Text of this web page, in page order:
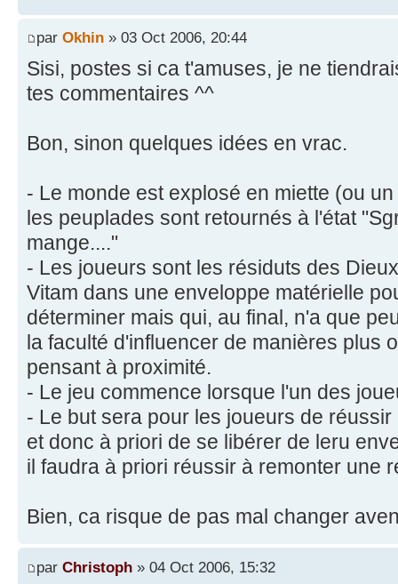
par Okhin » 03 Oct 2006, 20:44
Sisi, postes si ca t'amuses, je ne
tes commentaires ^^
Bon, sinon quelques idées en vrac.
- Le monde est explosé en miette (ou
les peuplades sont retournés à l'état
mange...."
- Les joueurs sont les résiduts des
Vitam dans une enveloppe matérielle
déterminer mais qui, au final, n'a que
la faculté d'influencer de manières plus
pensant à proximité.
- Le jeu commence lorsque l'un des
- Le but sera pour les joueurs de
et donc à priori de se libérer de leru
il faudra à priori réussir à remonter une
Bien, ca risque de pas mal changer
par Christoph » 04 Oct 2006, 15:32